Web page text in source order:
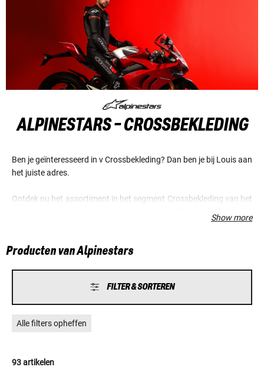
ALPINESTARS - CROSSBEKLEDING
Ben je geïnteresseerd in v Crossbekleding? Dan ben je bij Louis aan
het juiste adres.
Ontdek nu het assortiment in het segment Crossbekleding van het
Show more
Producten van Alpinestars
FILTER & SORTEREN
Alle filters opheffen
93 artikelen